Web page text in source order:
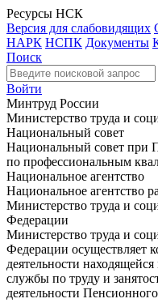
Ресурсы НСК
Версия для слабовидящих
НАРК НСПК Документы
Поиск
Войти
Минтруд России
Министерство труда и
Национальный совет
Национальный совет при
по профессиональным
Национальное агентство
Национальное агентство
Министерство труда и
Федерации
Министерство труда и
Федерации осуществляет
деятельности
службы по труду и
деятельности